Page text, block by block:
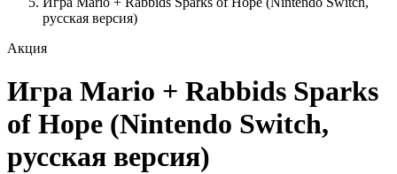
русская версия)
Акция
Игра Mario + Rabbids Sparks
of Hope (Nintendo Switch,
русская версия)